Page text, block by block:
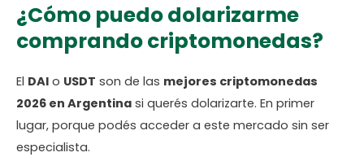
¿Cómo puedo dolarizarme
comprando criptomonedas?
El DAI o USDT son de las mejores criptomonedas
2026 en Argentina si querés dolarizarte. En primer
lugar, porque podés acceder a este mercado sin ser
especialista.